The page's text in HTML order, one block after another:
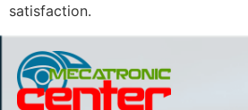
satisfaction.